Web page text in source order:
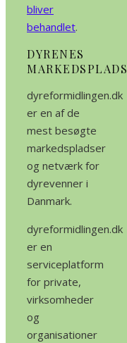
bliver
behandlet.
DYRENES
MARKEDSPLADS
dyreformidlingen.dk
er en af de
mest besøgte
markedspladser
og netværk for
dyrevenner i
Danmark.
dyreformidlingen.dk
er en
serviceplatform
for private,
virksomheder
og
organisationer